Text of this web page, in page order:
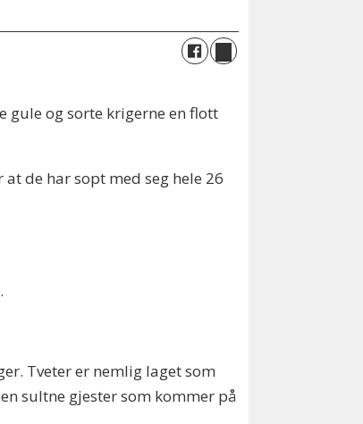
gule og sorte krigerne en flott
de har sopt med seg hele 26
Tveter er nemlig laget som
sultne gjester som kommer på